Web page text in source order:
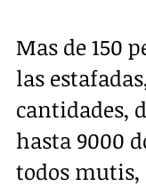
Mas de 150
las
cantidades,
hasta 9000
todos mutis,